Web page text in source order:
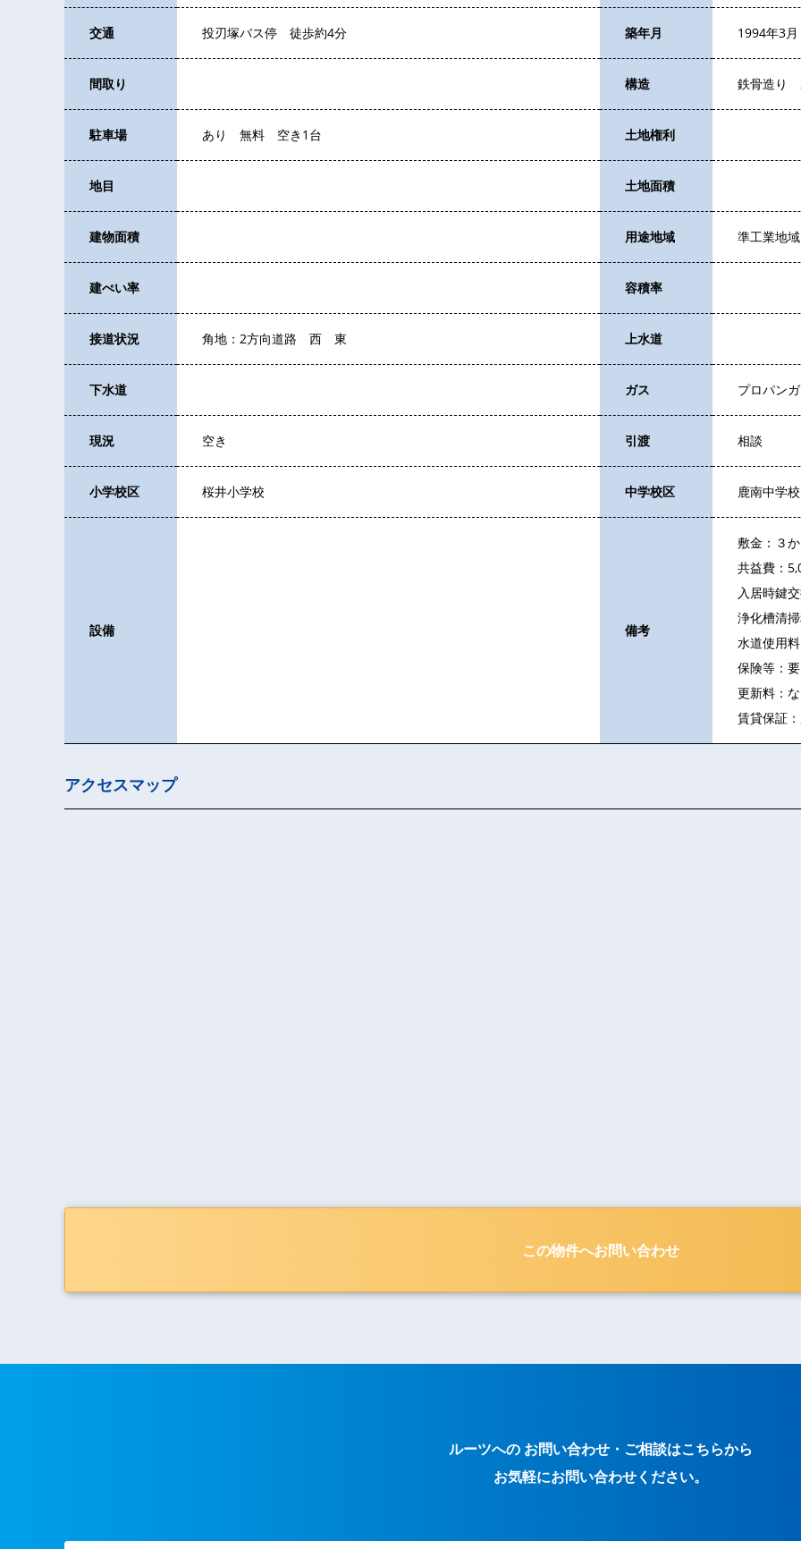
交通 投刃塚バス停 徒歩約4分 築年月 1994年3月
間取り 構造 鉄骨造り
駐車場 あり 無料 空き1台 土地権利
地目 土地面積
建物面積 用途地域 準工業地域
建ぺい率 容積率
接道状況 角地：2方向道路 西 東 上水道
下水道 ガス プロパン
現況 空き 引渡 相談
小学校区 桜井小学校 中学校区 鹿南中学校
設備 備考
敷金：３
共益費：
入居時鍵
浄化槽清
水道使用
保険等：要
更新料：
賃貸保証
アクセスマップ
この物件へお問い合わせ
ルーツへの お問い合わせ・ご相談はこちらから
お気軽にお問い合わせください。